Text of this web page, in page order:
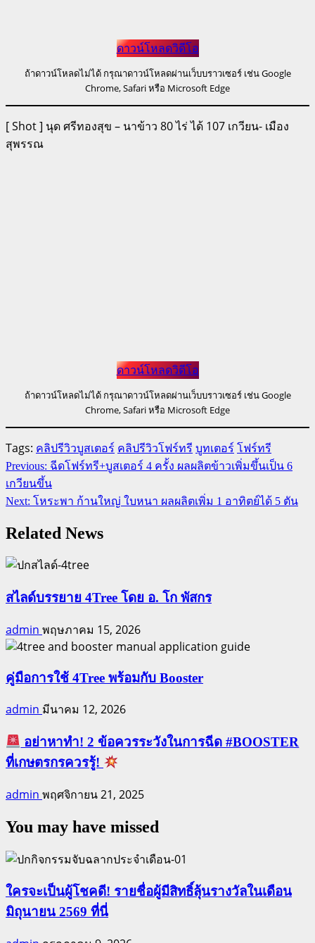
ดาวน์โหลดวิดีโอ
ถ้าดาวน์โหลดไม่ได้ กรุณาดาวน์โหลดผ่านเว็บบราวเซอร์ เช่น Google
Chrome, Safari หรือ Microsoft Edge
[ Shot ] นุด ศรีทองสุข – นาข้าว 80 ไร่ ได้ 107 เกวียน- เมือง
สุพรรณ
ดาวน์โหลดวิดีโอ
ถ้าดาวน์โหลดไม่ได้ กรุณาดาวน์โหลดผ่านเว็บบราวเซอร์ เช่น Google
Chrome, Safari หรือ Microsoft Edge
Tags: คลิปรีวิวบูสเตอร์ คลิปรีวิวโฟร์ทรี บูทเตอร์โฟร์ทรี
Continue
Reading
Previous: ฉีดโฟร์ทรี+บูสเตอร์ 4 ครั้ง ผลผลิตข้าวเพิ่มขึ้นเป็น 6
เกวียนขึ้น
Next: โหระพา ก้านใหญ่ ใบหนา ผลผลิตเพิ่ม 1 อาทิตย์ได้ 5 ตัน
Related News
สไลด์บรรยาย 4Tree โดย อ. โก พัสกร
admin พฤษภาคม 15, 2026
คู่มือการใช้ 4Tree พร้อมกับ Booster
admin มีนาคม 12, 2026
อย่าหาทำ! 2 ข้อควรระวังในการฉีด #BOOSTER
ที่เกษตรกรควรรู้!
admin พฤศจิกายน 21, 2025
You may have missed
ใครจะเป็นผู้โชคดี! รายชื่อผู้มีสิทธิ์ลุ้นรางวัลในเดือน
มิถุนายน 2569 ที่นี่